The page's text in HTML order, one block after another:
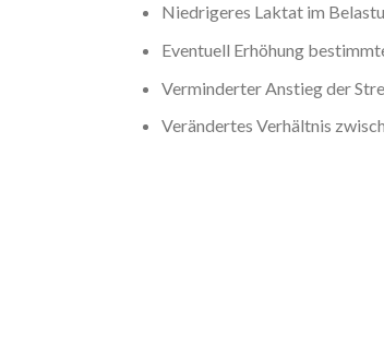
Niedrigeres Laktat im
Eventuell Erhöhung
Verminderter Anstieg der
Verändertes Verhältnis